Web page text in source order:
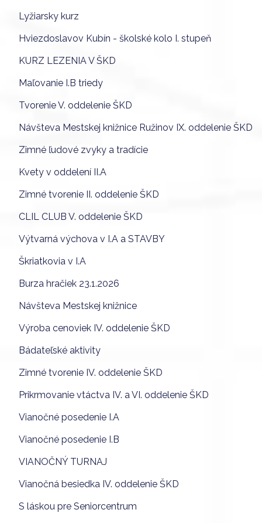
Lyžiarsky kurz
Hviezdoslavov Kubín - školské kolo I. stupeň
KURZ LEZENIA V ŠKD
Maľovanie I.B triedy
Tvorenie V. oddelenie ŠKD
Návšteva Mestskej knižnice Ružinov IX. oddelenie ŠKD
Zimné ľudové zvyky a tradície
Kvety v oddelení II.A
Zimné tvorenie II. oddelenie ŠKD
CLIL CLUB V. oddelenie ŠKD
Výtvarná výchova v I.A a STAVBY
Škriatkovia v I.A
Burza hračiek 23.1.2026
Návšteva Mestskej knižnice
Výroba cenoviek IV. oddelenie ŠKD
Bádateľské aktivity
Zimné tvorenie IV. oddelenie ŠKD
Prikrmovanie vtáctva IV. a VI. oddelenie ŠKD
Vianočné posedenie I.A
Vianočné posedenie I.B
VIANOČNÝ TURNAJ
Vianočná besiedka IV. oddelenie ŠKD
S láskou pre Seniorcentrum